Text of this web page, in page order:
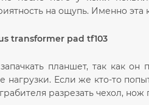
на ощупь. Именно эта
transformer pad tf103
планшет, так как
нагрузки. Если же кто-то
разрезать чехол,